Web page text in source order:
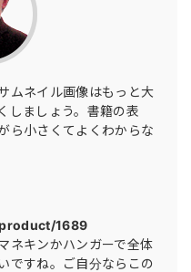
ムネイル画像はもっと大
しましょう。書籍の表
ら小さくてよくわからな
1689
ネキンかハンガーで全体
ですね。ご自分ならこの